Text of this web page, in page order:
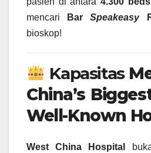
mencari
BarSpeakeasy
bioskop!
Kapasitas
China’s
Well-Known
West China Hospital